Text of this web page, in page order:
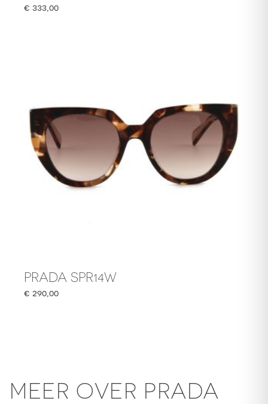
€ 333,00
PRADA SPR14W
€ 290,00
MEER OVER PRADA